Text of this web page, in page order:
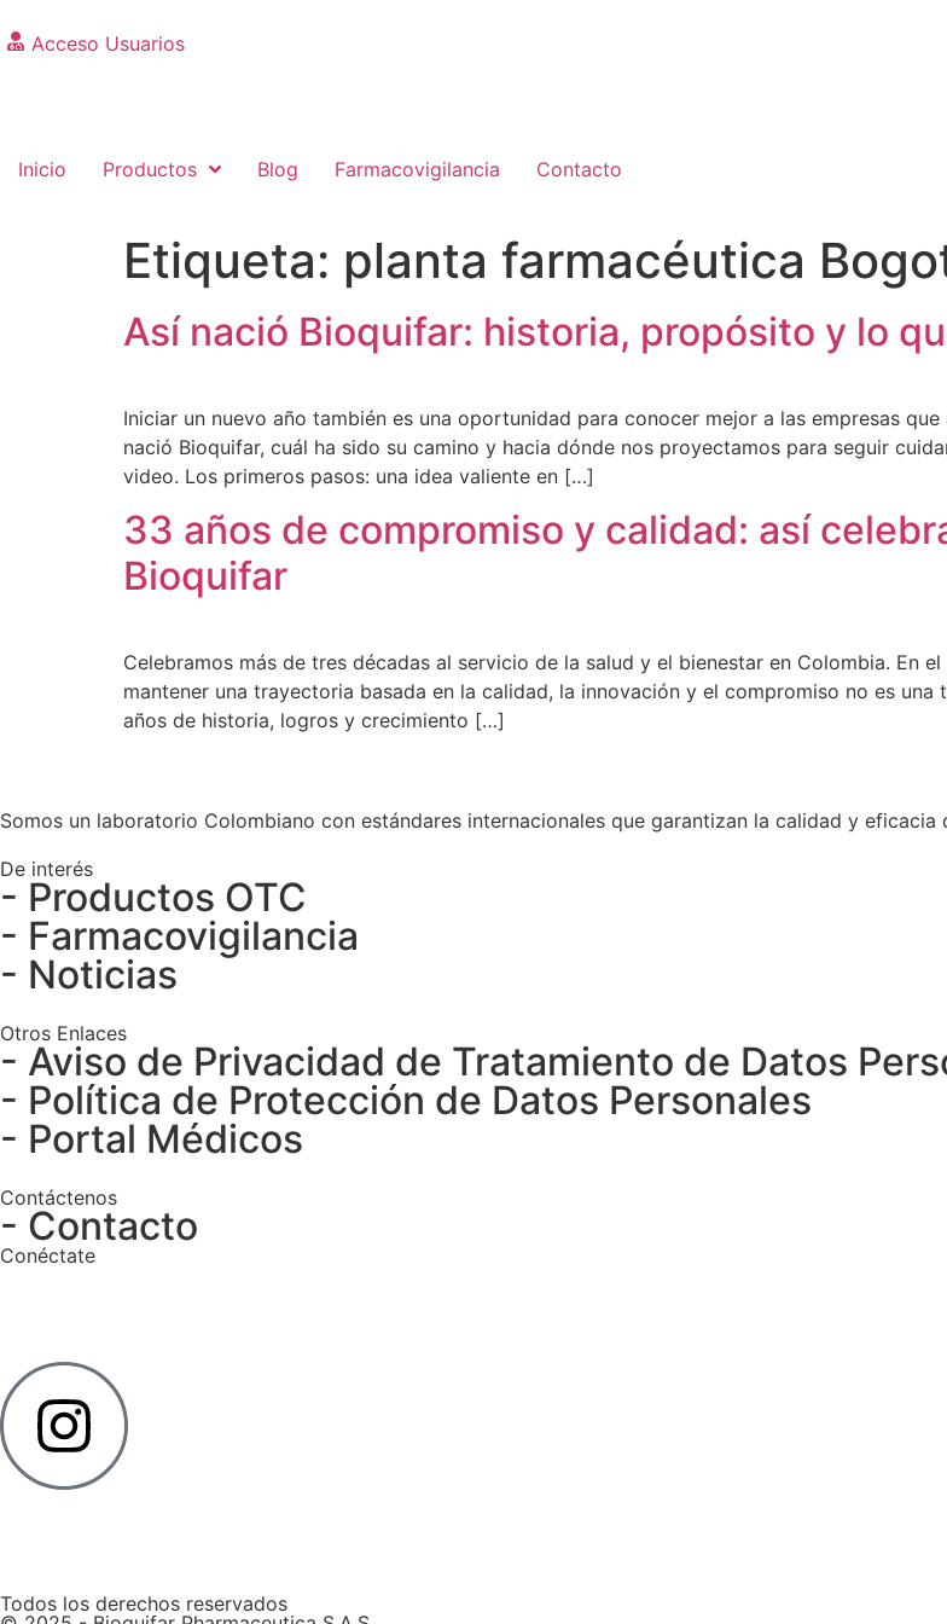
Acceso Usuarios
Inicio Productos Blog Farmacovigilancia Contacto
Etiqueta: planta farmacéutica
Así nació Bioquifar: historia, propósito y lo
Iniciar un nuevo año también es una oportunidad para conocer mejor a las empresas
nació Bioquifar, cuál ha sido su camino y hacia dónde nos proyectamos para seguir
video. Los primeros pasos: una idea valiente en […]
33 años de compromiso y calidad: así
Bioquifar
Celebramos más de tres décadas al servicio de la salud y el bienestar en Colombia. En
mantener una trayectoria basada en la calidad, la innovación y el compromiso no es
años de historia, logros y crecimiento […]
Somos un laboratorio Colombiano con estándares internacionales que garantizan la calidad y
De interés
- Productos OTC
- Farmacovigilancia
- Noticias
Otros Enlaces
- Aviso de Privacidad de Tratamiento de Datos
- Política de Protección de Datos Personales
- Portal Médicos
Contáctenos
- Contacto
Conéctate
Todos los derechos reservados